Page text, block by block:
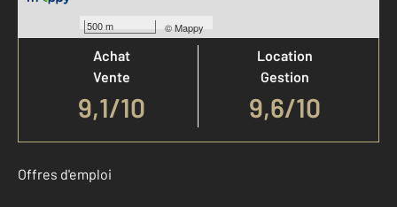
500 m ©Mappy
Votre agence est notée
Achat
Vente
9,1/10
Location
Gestion
9,6/10
Offres d'emploi